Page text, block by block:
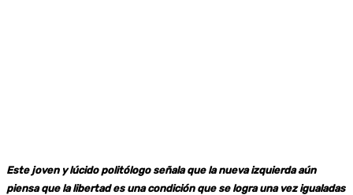
Este joven y lúcido politólogo señala que la nueva izquierda aún
piensa que la libertad es una condición que se logra una vez igualadas